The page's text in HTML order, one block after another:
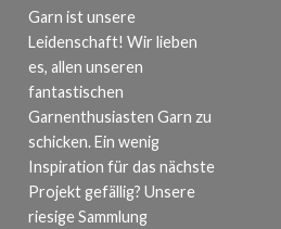
Garn ist unsere
Leidenschaft! Wir lieben
es, allen unseren
fantastischen
Garnenthusiasten Garn zu
schicken. Ein wenig
Inspiration für das nächste
Projekt gefällig? Unsere
riesige Sammlung